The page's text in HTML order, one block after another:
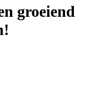
groeiend